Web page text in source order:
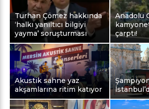
Turhan Çömez hakkında
‘halkı yanıltıcı bilgiyi
yayma’ soruşturması
Anadolu
çarptı!
Akustik sahne yaz
akşamlarına ritim katıyor